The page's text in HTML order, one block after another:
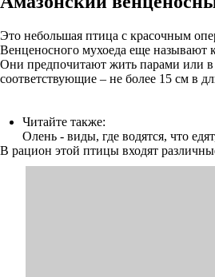
Это небольшая птица с красочным
Венценосного мухоеда еще называют
Они предпочитают жить парами или в
соответствующие – не более 15 см в
Читайте также:
Олень - виды, где водятся, что
В рацион этой птицы входят